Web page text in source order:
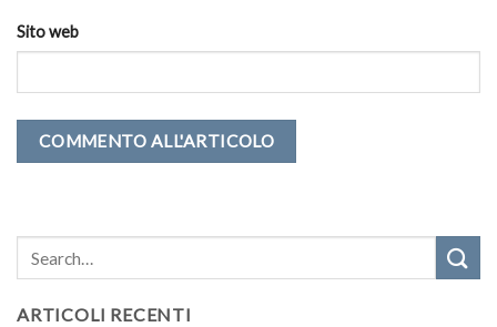
Sito web
ARTICOLI RECENTI